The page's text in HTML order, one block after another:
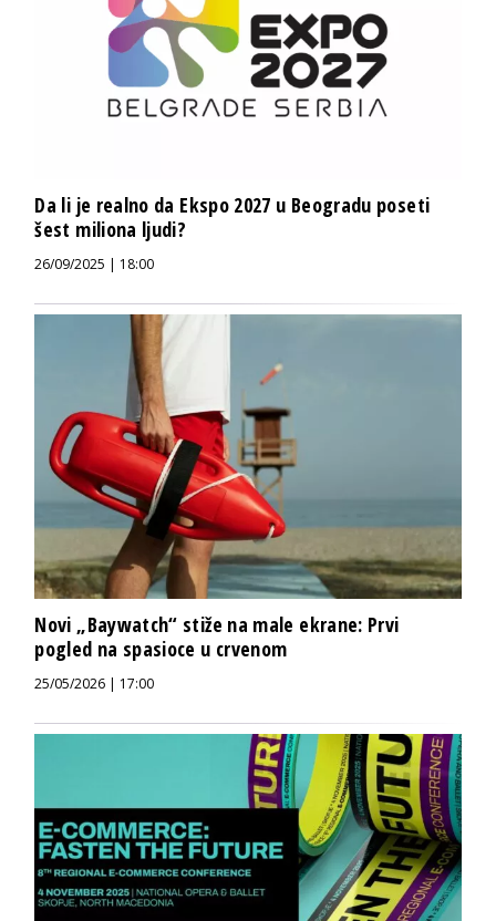
Da li je realno da Ekspo 2027 u Beogradu poseti
šest miliona ljudi?
26/09/2025 | 18:00
Novi „Baywatch“ stiže na male ekrane: Prvi
pogled na spasioce u crvenom
25/05/2026 | 17:00